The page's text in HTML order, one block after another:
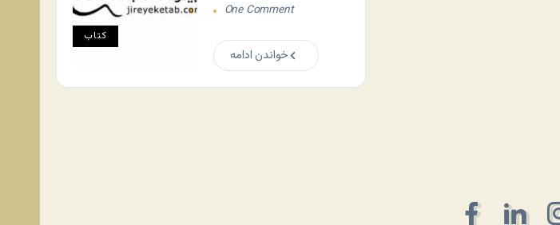
کتاب
One Comment
خواندن ادامه